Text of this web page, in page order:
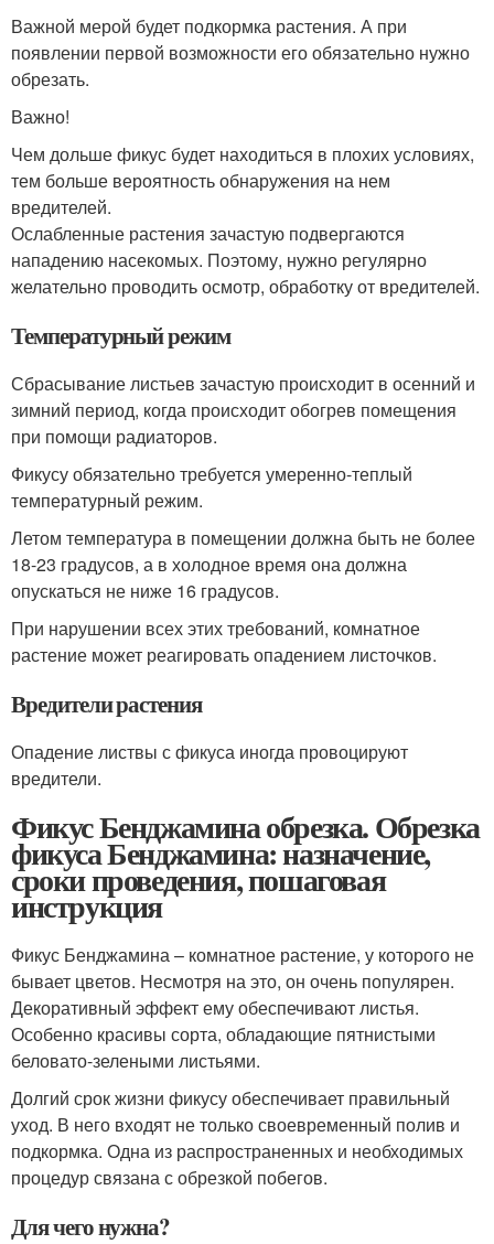
Важной мерой будет подкормка растения. А при
появлении первой возможности его обязательно нужно
обрезать.
Важно!
Чем дольше фикус будет находиться в плохих условиях,
тем больше вероятность обнаружения на нем
вредителей.
Ослабленные растения зачастую подвергаются
нападению насекомых. Поэтому, нужно регулярно
желательно проводить осмотр, обработку от вредителей.
Температурный режим
Сбрасывание листьев зачастую происходит в осенний и
зимний период, когда происходит обогрев помещения
при помощи радиаторов.
Фикусу обязательно требуется умеренно-теплый
температурный режим.
Летом температура в помещении должна быть не более
18-23 градусов, а в холодное время она должна
опускаться не ниже 16 градусов.
При нарушении всех этих требований, комнатное
растение может реагировать опадением листочков.
Вредители растения
Опадение листвы с фикуса иногда провоцируют
вредители.
Фикус Бенджамина обрезка. Обрезка
фикуса Бенджамина: назначение,
сроки проведения, пошаговая
инструкция
Фикус Бенджамина – комнатное растение, у которого не
бывает цветов. Несмотря на это, он очень популярен.
Декоративный эффект ему обеспечивают листья.
Особенно красивы сорта, обладающие пятнистыми
беловато-зелеными листьями.
Долгий срок жизни фикусу обеспечивает правильный
уход. В него входят не только своевременный полив и
подкормка. Одна из распространенных и необходимых
процедур связана с обрезкой побегов.
Для чего нужна?